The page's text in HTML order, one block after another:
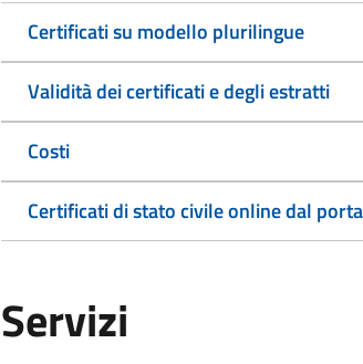
Certificati su modello plurilingue
Validità dei certificati e degli estratti
Costi
Certificati di stato civile online dal
Servizi